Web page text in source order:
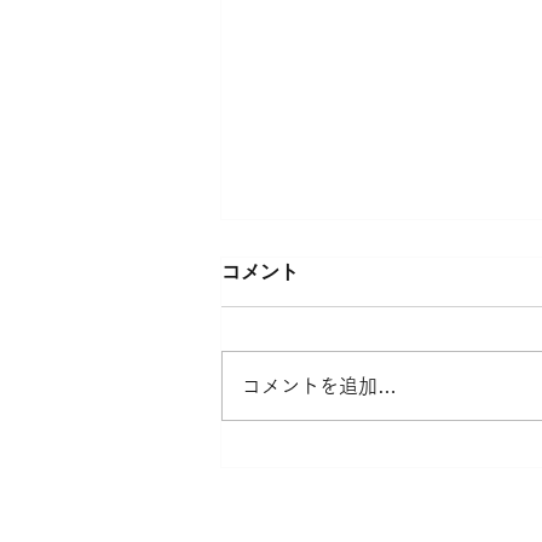
コメント
コメントを追加…